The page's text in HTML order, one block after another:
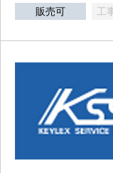
販売可 工